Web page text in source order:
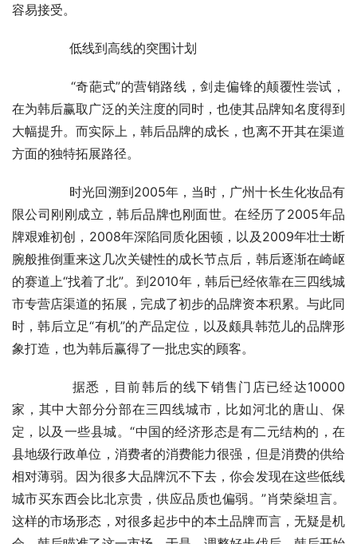
容易接受。
	　　低线到高线的突围计划
在为韩后赢取广泛的关注度的同时，也使其品牌知名度得到
大幅提升。而实际上，韩后品牌的成长，也离不开其在渠道
方面的独特拓展路径。
限公司刚刚成立，韩后品牌也刚面世。在经历了2005年品
牌艰难初创，2008年深陷同质化困顿，以及2009年壮士断
腕般推倒重来这几次关键性的成长节点后，韩后逐渐在崎岖
的赛道上“找着了北”。到2010年，韩后已经依靠在三四线城
市专营店渠道的拓展，完成了初步的品牌资本积累。与此同
时，韩后立足“有机”的产品定位，以及颇具韩范儿的品牌形
象打造，也为韩后赢得了一批忠实的顾客。
家，其中大部分分部在三四线城市，比如河北的唐山、保
定，以及一些县城。“中国的经济形态是有二元结构的，在
县地级行政单位，消费者的消费能力很强，但是消费的供给
相对薄弱。因为很多大品牌沉不下去，你会发现在这些低线
城市买东西会比北京贵，供应品质也偏弱。”肖荣燊坦言。
这样的市场形态，对很多起步中的本土品牌而言，无疑是机